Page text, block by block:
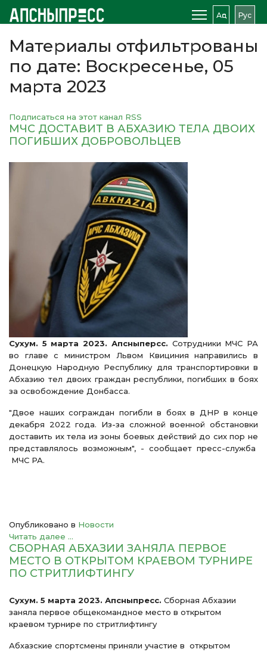
Аԥс Рус
Материалы отфильтрованы
по дате: Воскресенье, 05
марта 2023
Подписаться на этот канал RSS
МЧС ДОСТАВИТ В АБХАЗИЮ ТЕЛА ДВОИХ
ПОГИБШИХ ДОБРОВОЛЬЦЕВ
Сухум. 5 марта 2023. Апсныперсс. Сотрудники МЧС РА
во главе с министром Львом Квициния направились в
Донецкую Народную Республику для транспортировки в
Абхазию тел двоих граждан республики, погибших в боях
за освобождение Донбасса.
"Двое наших сограждан погибли в боях в ДНР в конце
декабря 2022 года. Из-за сложной военной обстановки
доставить их тела из зоны боевых действий до сих пор не
представлялось возможным", - сообщает пресс-служба
МЧС РА.
Опубликовано в Новости
Читать далее ...
СБОРНАЯ АБХАЗИИ ЗАНЯЛА ПЕРВОЕ
МЕСТО В ОТКРЫТОМ КРАЕВОМ ТУРНИРЕ
ПО СТРИТЛИФТИНГУ
Сухум. 5 марта 2023. Апсныпресс. Сборная Абхазии
заняла первое общекомандное место в открытом
краевом турнире по стритлифтингу
Абхазские спортсмены приняли участие в открытом